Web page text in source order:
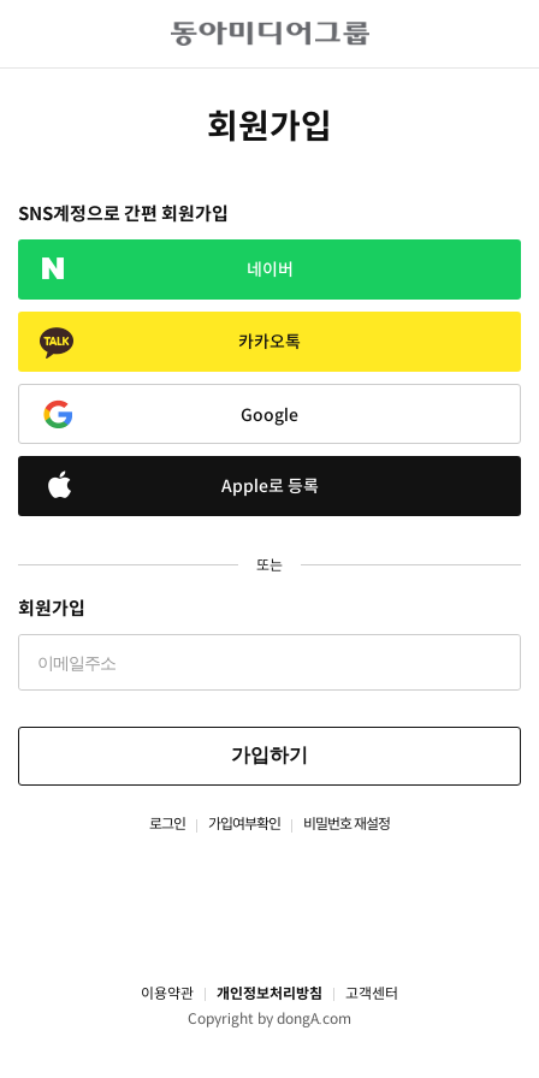
회원가입
SNS계정으로 간편 회원가입
네이버
카카오톡
Google
Apple로 등록
또는
회원가입
가입하기
로그인 가입여부확인 비밀번호 재설정
이용약관 개인정보처리방침
고객센터
Copyright by dongA.com